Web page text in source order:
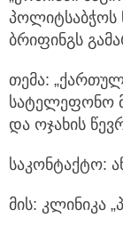
პოლიტსაბჭოს
ბრიფინგს
თემა:
სატელეფონო
და ოჯახის
საკონტაქტო:
მის: კლინიკა